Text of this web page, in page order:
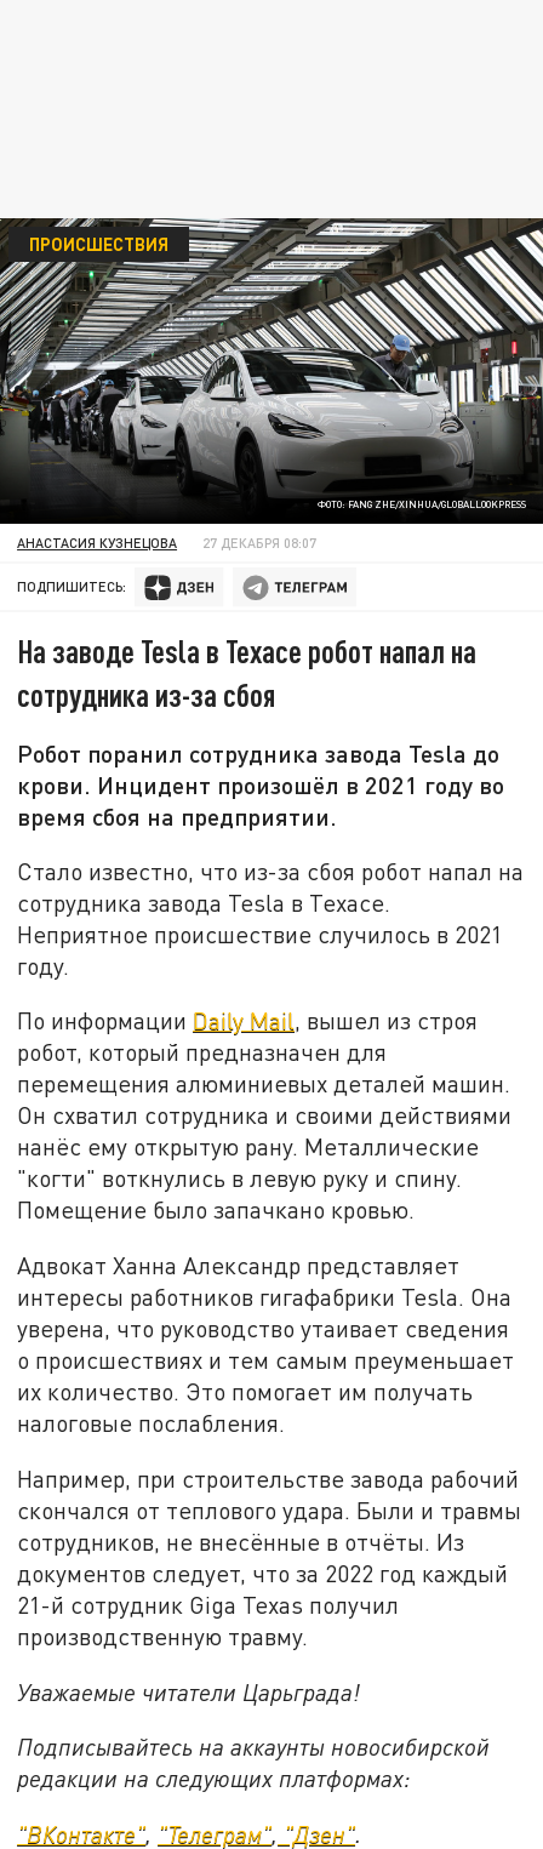
ФОТО: FANG ZHE/XINHUA/GLOBALLOOKPRESS
ПРОИСШЕСТВИЯ
АНАСТАСИЯ КУЗНЕЦОВА 27 ДЕКАБРЯ 08:07
ПОДПИШИТЕСЬ:
На заводе Tesla в Техасе робот напал на
сотрудника из-за сбоя
Робот поранил сотрудника завода Tesla до
крови. Инцидент произошёл в 2021 году во
время сбоя на предприятии.
Стало известно, что из-за сбоя робот напал на
сотрудника завода Tesla в Техасе.
Неприятное происшествие случилось в 2021
году.
По информации Daily Mail, вышел из строя
робот, который предназначен для
перемещения алюминиевых деталей машин.
Он схватил сотрудника и своими действиями
нанёс ему открытую рану. Металлические
"когти" воткнулись в левую руку и спину.
Помещение было запачкано кровью.
Адвокат Ханна Александр представляет
интересы работников гигафабрики Tesla. Она
уверена, что руководство утаивает сведения
о происшествиях и тем самым преуменьшает
их количество. Это помогает им получать
налоговые послабления.
Например, при строительстве завода рабочий
скончался от теплового удара. Были и травмы
сотрудников, не внесённые в отчёты. Из
документов следует, что за 2022 год каждый
21-й сотрудник Giga Texas получил
производственную травму.
Уважаемые читатели Царьграда!
Подписывайтесь на аккаунты новосибирской
редакции на следующих платформах:
"ВКонтакте", "Телеграм", "Дзен".